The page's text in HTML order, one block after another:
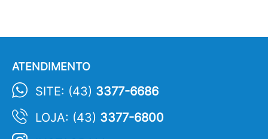
ATENDIMENTO
SITE: (43) 3377-6686
LOJA: (43) 3377-6800